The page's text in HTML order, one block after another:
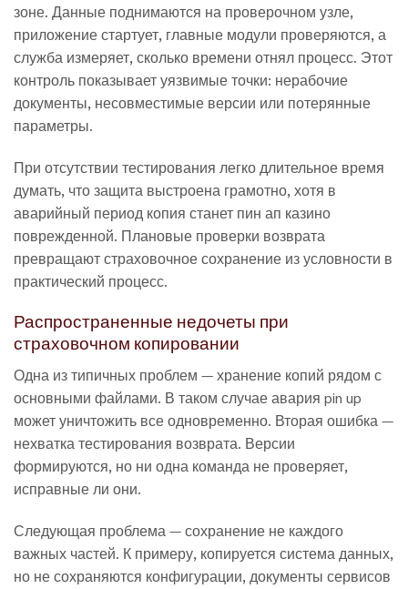
зоне. Данные поднимаются на проверочном узле,
приложение стартует, главные модули проверяются, а
служба измеряет, сколько времени отнял процесс. Этот
контроль показывает уязвимые точки: нерабочие
документы, несовместимые версии или потерянные
параметры.
При отсутствии тестирования легко длительное время
думать, что защита выстроена грамотно, хотя в
аварийный период копия станет пин ап казино
поврежденной. Плановые проверки возврата
превращают страховочное сохранение из условности в
практический процесс.
Распространенные недочеты при
страховочном копировании
Одна из типичных проблем — хранение копий рядом с
основными файлами. В таком случае авария pin up
может уничтожить все одновременно. Вторая ошибка —
нехватка тестирования возврата. Версии
формируются, но ни одна команда не проверяет,
исправные ли они.
Следующая проблема — сохранение не каждого
важных частей. К примеру, копируется система данных,
но не сохраняются конфигурации, документы сервисов